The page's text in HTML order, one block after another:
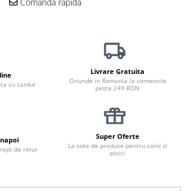
cu cardul
Livrare Gratuita
Oriunde in Romania la comenzile
peste 249 RON
de retur
Super Oferte
La sute de produse pentru caini si
pisici